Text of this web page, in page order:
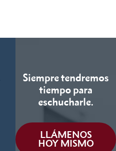
Siempre tendremos
tiempo para
eschucharle.
LLÁMENOS
HOY MISMO